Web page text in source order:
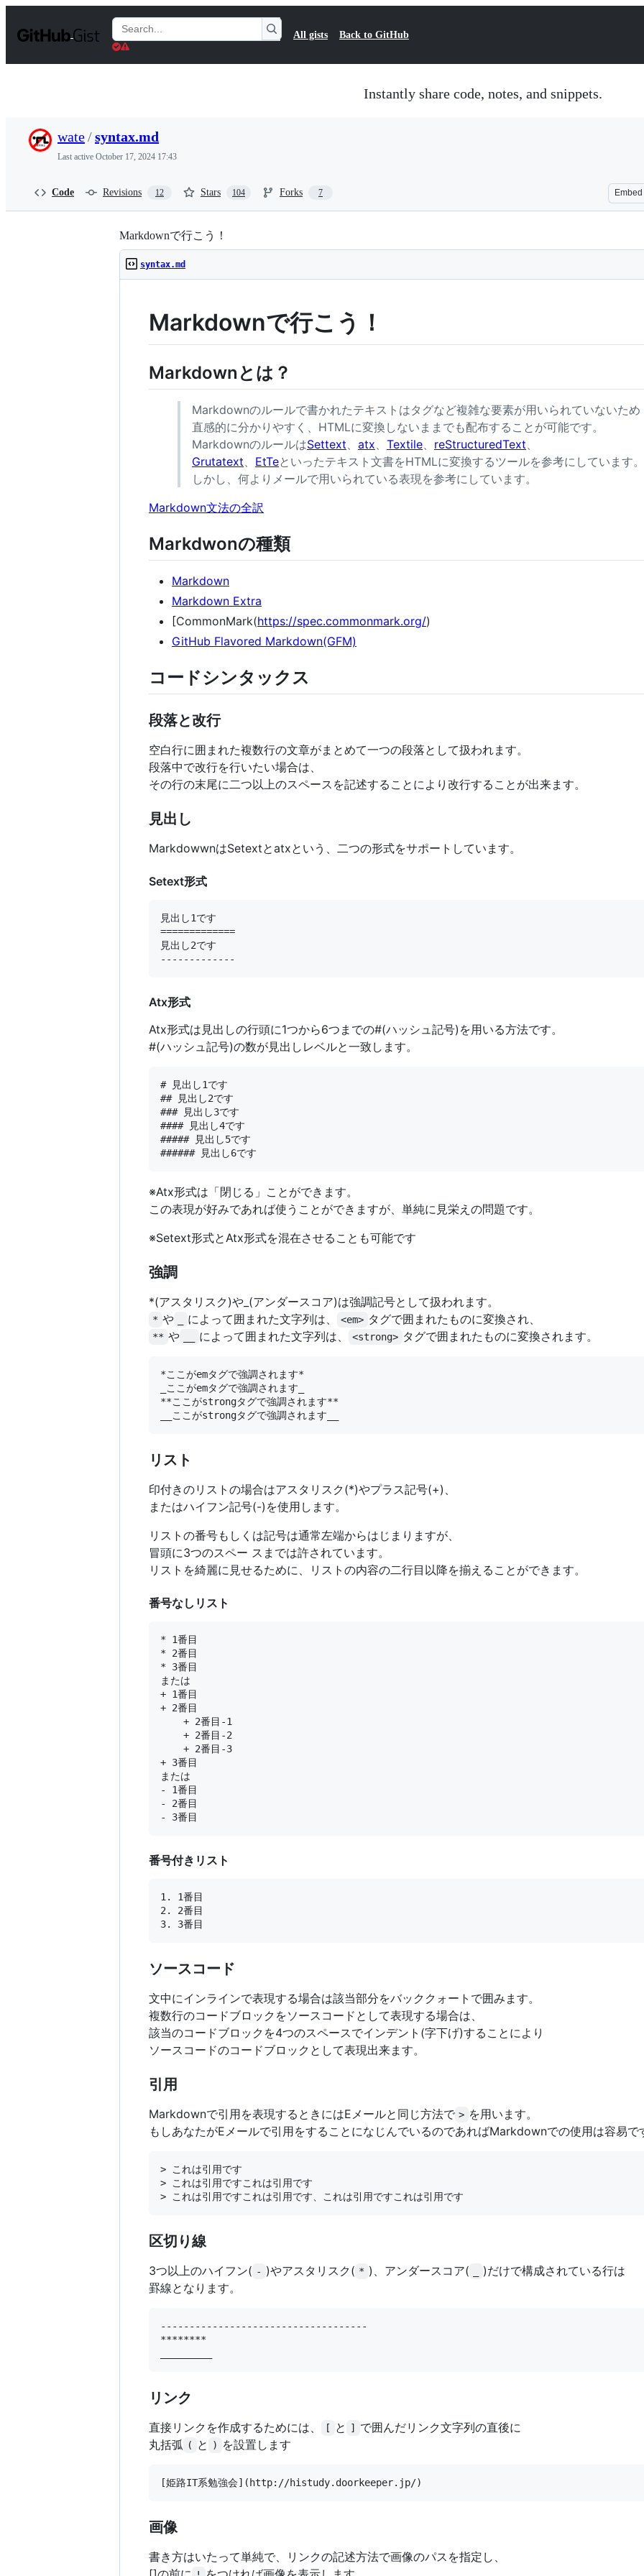
t
Search
Gists
All gists Back to GitHub
Instantly share code, notes, and snippets.
wate/syntax.md
Last active October 17, 2024 17:43
Code Revisions 12 Stars 104 Forks 7 Embed
Markdownで行こう！
syntax.md
Markdownで行こう！
Markdownとは？
Markdownのルールで書かれたテキストはタグなど複雑な要素が用いられていないため
直感的に分かりやすく、HTMLに変換しないままでも配布することが可能です。
MarkdownのルールはSettext atx Textile reStructuredText
Grutatext
EtTeといったテキスト文書をHTMLに変換するツールを参考にしています。
しかし、何よりメールで用いられている表現を参考にしています。
Markdown文法の全訳
Markdwonの種類
Markdown
Markdown Extra
[CommonMark(https://spec.commonmark.org/)
GitHub Flavored Markdown(GFM)
コードシンタックス
段落と改行
空白行に囲まれた複数行の文章がまとめて一つの段落として扱われます。
段落中で改行を行いたい場合は、
その行の末尾に二つ以上のスペースを記述することにより改行することが出来ます。
見出し
MarkdowwnはSetextとatxという、二つの形式をサポートしています。
Setext形式
見出し1です
=============
見出し2です
Atx形式
Atx形式は見出しの行頭に1つから6つまでの#(ハッシュ記号)を用いる方法です。
#(ハッシュ記号)の数が見出しレベルと一致します。
# 見出し1です
## 見出し2です
### 見出し3です
#### 見出し4です
##### 見出し5です
※Atx形式は「閉じる」ことができます。
この表現が好みであれば使うことができますが、単純に見栄えの問題です。
※Setext形式とAtx形式を混在させることも可能です
強調
*(アスタリスク)や_(アンダースコア)は強調記号として扱われます。
* や によって囲まれた文字列は、 <em> タグで囲まれたものに変換され、
** や によって囲まれた文字列は、 <strong> タグで囲まれたものに変換されます。
*ここがemタグで強調されます*
_ここがemタグで強調されます_
**ここがstrongタグで強調されます**
リスト
印付きのリストの場合はアスタリスク(*)やプラス記号(+)、
またはハイフン記号(-)を使用します。
リストの番号もしくは記号は通常左端からはじまりますが、
冒頭に3つのスペー スまでは許されています。
リストを綺麗に見せるために、リストの内容の二行目以降を揃えることができます。
番号なしリスト
* 1番目
* 2番目
* 3番目
または
+ 1番目
+ 2番目
+ 3番目
または
- 1番目
- 2番目
番号付きリスト
1. 1番目
2. 2番目
ソースコード
文中にインラインで表現する場合は該当部分をバッククォートで囲みます。
複数行のコードブロックをソースコードとして表現する場合は、
該当のコードブロックを4つのスペースでインデント(字下げ)することにより
ソースコードのコードブロックとして表現出来ます。
引用
Markdownで引用を表現するときにはEメールと同じ方法で > を用います。
もしあなたがEメールで引用をすることになじんでいるのであればMarkdownでの使用は容易で
> これは引用です
> これは引用ですこれは引用です
区切り線
3つ以上のハイフン( - )やアスタリスク( * )、アンダースコア(
)だけで構成されている行は
罫線となります。
------------------------------------
********
リンク
直接リンクを作成するためには、 [ と ]
で囲んだリンク文字列の直後に
丸括弧 ( と ) を設置します
画像
書き方はいたって単純で、リンクの記述方法で画像のパスを指定し、